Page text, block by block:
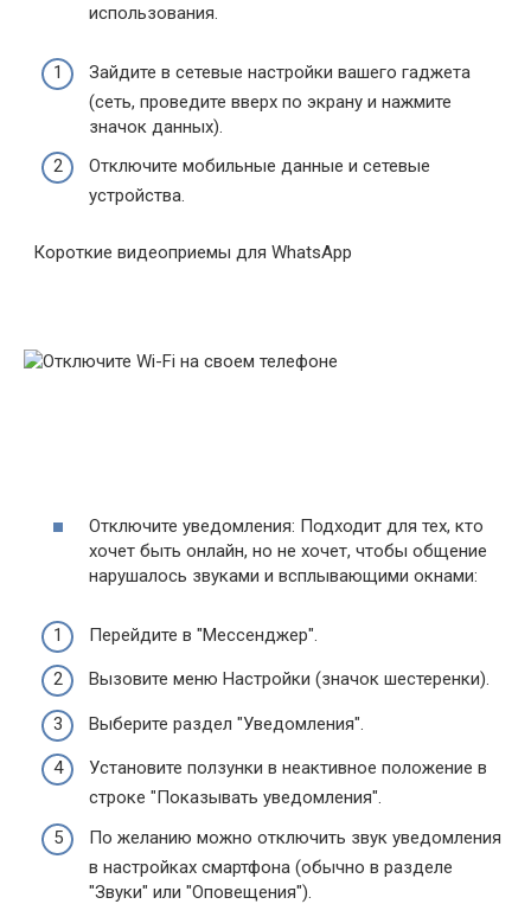
использования.
Зайдите в сетевые настройки вашего гаджета
(сеть, проведите вверх по экрану и нажмите
значок данных).
Отключите мобильные данные и сетевые
устройства.
Короткие видеоприемы для WhatsApp
Отключите уведомления: Подходит для тех, кто
хочет быть онлайн, но не хочет, чтобы общение
нарушалось звуками и всплывающими окнами:
Перейдите в "Мессенджер".
Вызовите меню Настройки (значок шестеренки).
Выберите раздел "Уведомления".
Установите ползунки в неактивное положение в
строке "Показывать уведомления".
По желанию можно отключить звук уведомления
в настройках смартфона (обычно в разделе
"Звуки" или "Оповещения").